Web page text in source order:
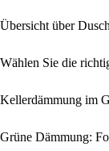
Übersicht über
Wählen Sie die
Kellerdämmung im
Grüne Dämmung: